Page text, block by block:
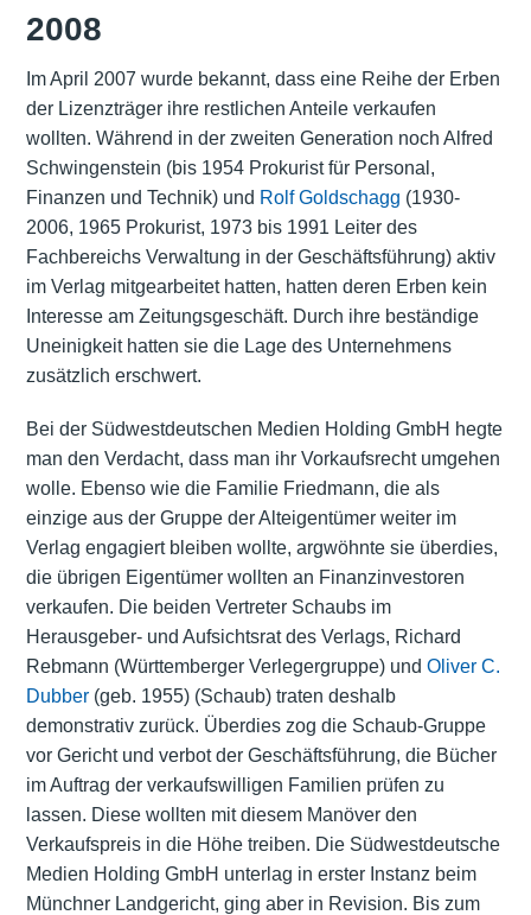
2008
Im April 2007 wurde bekannt, dass eine Reihe der Erben
der Lizenzträger ihre restlichen Anteile verkaufen
wollten. Während in der zweiten Generation noch Alfred
Schwingenstein (bis 1954 Prokurist für Personal,
Finanzen und Technik) und Rolf Goldschagg (1930-
2006, 1965 Prokurist, 1973 bis 1991 Leiter des
Fachbereichs Verwaltung in der Geschäftsführung) aktiv
im Verlag mitgearbeitet hatten, hatten deren Erben kein
Interesse am Zeitungsgeschäft. Durch ihre beständige
Uneinigkeit hatten sie die Lage des Unternehmens
zusätzlich erschwert.
Bei der Südwestdeutschen Medien Holding GmbH hegte
man den Verdacht, dass man ihr Vorkaufsrecht umgehen
wolle. Ebenso wie die Familie Friedmann, die als
einzige aus der Gruppe der Alteigentümer weiter im
Verlag engagiert bleiben wollte, argwöhnte sie überdies,
die übrigen Eigentümer wollten an Finanzinvestoren
verkaufen. Die beiden Vertreter Schaubs im
Herausgeber- und Aufsichtsrat des Verlags, Richard
Rebmann (Württemberger Verlegergruppe) und Oliver C.
Dubber(geb. 1955) (Schaub) traten deshalb
demonstrativ zurück. Überdies zog die Schaub-Gruppe
vor Gericht und verbot der Geschäftsführung, die Bücher
im Auftrag der verkaufswilligen Familien prüfen zu
lassen. Diese wollten mit diesem Manöver den
Verkaufspreis in die Höhe treiben. Die Südwestdeutsche
Medien Holding GmbH unterlag in erster Instanz beim
Münchner Landgericht, ging aber in Revision. Bis zum